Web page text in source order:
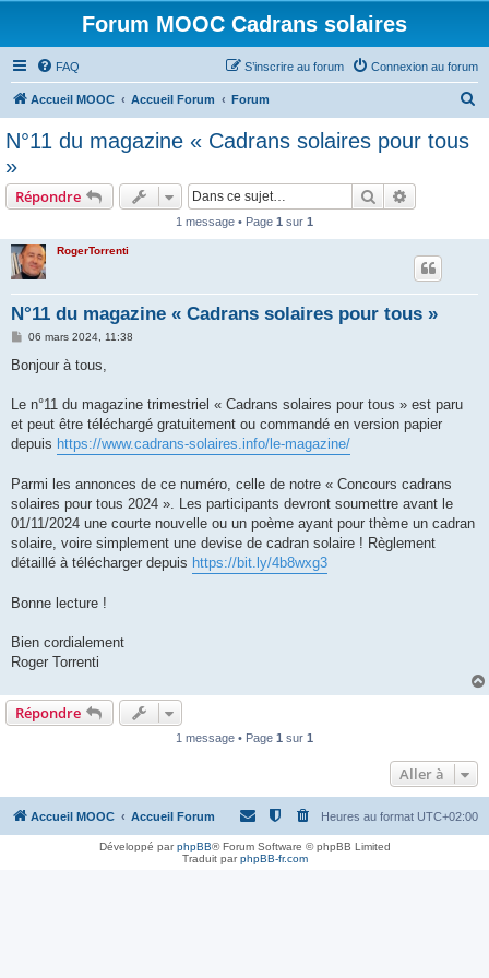
Forum MOOC Cadrans solaires
FAQ Connexion au forum
S’inscrire au forum
Accueil MOOC Accueil Forum Forum
N°11 du magazine « Cadrans solaires pour tous
»
Répondre Rechercher
1 message • Page 1 sur 1
RogerTorrenti
N°11 du magazine « Cadrans solaires pour tous »
M
s
g
06 mars 2024, 11:38
Bonjour à tous,
Le n°11 du magazine trimestriel « Cadrans solaires pour tous » est paru
et peut être téléchargé gratuitement ou commandé en version papier
depuis https://www.cadrans-solaires.info/le-magazine/
Parmi les annonces de ce numéro, celle de notre « Concours cadrans
solaires pour tous 2024 ». Les participants devront soumettre avant le
01/11/2024 une courte nouvelle ou un poème ayant pour thème un cadran
solaire, voire simplement une devise de cadran solaire ! Règlement
détaillé à télécharger depuis https://bit.ly/4b8wxg3
Bonne lecture !
Bien cordialement
Roger Torrenti
Répondre
1 message • Page 1 sur 1
Aller à
Accueil MOOC Accueil Forum Heures au format UTC+02:00
Développé parphpBB® Forum Software © phpBB Limited
Traduit parphpBB-fr.com